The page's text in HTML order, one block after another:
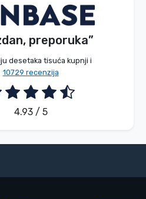
preporuka”
desetaka tisuća kupnji i
10729 recenzija
4.93 / 5
V. Éva Kupac
2026. 08. 06.